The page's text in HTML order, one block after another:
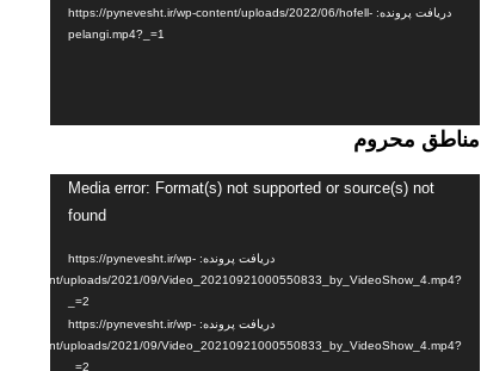
دریافت پرونده: https://pynevesht.ir/wp-content/uploads/2022/06/hofell-
pelangi.mp4?_=1
مناطق محروم
نمایشگرMedia error: Format(s) not supported or source(s) not
found
دریافت پرونده: https://pynevesht.ir/wp-
content/uploads/2021/09/Video_20210921000550833_by_VideoShow_4.mp4?
_=2
دریافت پرونده: https://pynevesht.ir/wp-
content/uploads/2021/09/Video_20210921000550833_by_VideoShow_4.mp4?
_=2